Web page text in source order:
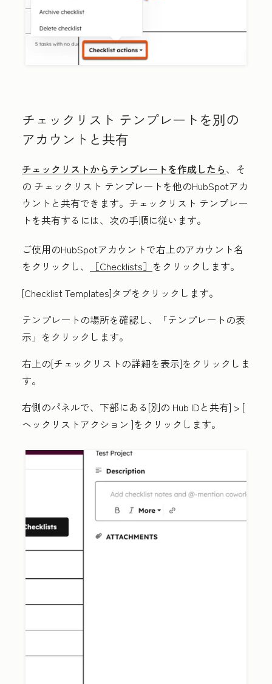
チェックリスト テンプレートを別の
アカウントと共有
チェックリストからテンプレートを作成したら、そ
の チェックリスト テンプレートを他のHubSpotアカ
ウントと共有できます。 チェックリスト テンプレー
トを共有するには、次の手順に従います。
ご使用のHubSpotアカウントで右上のアカウント名
をクリックし、
［Checklists］ をクリックします。
[ChecklistTemplates]タブをクリックします。
テンプレートの場所を確認し、「テンプレートの表
示 」をクリックします。
右上の[チェックリストの詳細を表示]をクリックしま
す。
右側のパネルで、下部にある[別の Hub IDと共有] > [
ヘ ックリストアクション ]をクリックします。